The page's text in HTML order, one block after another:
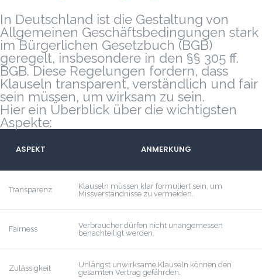
In Deutschland ist die Gestaltung von
Allgemeinen Geschäftsbedingungen stark
im Bürgerlichen Gesetzbuch (BGB)
geregelt, insbesondere in den §§ 305 ff.
BGB. Diese Regelungen fordern, dass
Klauseln transparent, verständlich und fair
sein müssen, um wirksam zu sein.
Hier ein Überblick über die wichtigsten
Aspekte:
ASPEKT ANMERKUNG
Transparenz
Klauseln müssen klar formuliert sein, um
Missverständnisse zu vermeiden.
Fairness
Verbraucher dürfen nicht unangemessen
benachteiligt werden.
Zulässigkeit
Unlängst unwirksame Klauseln können den
gesamten Vertrag gefährden.